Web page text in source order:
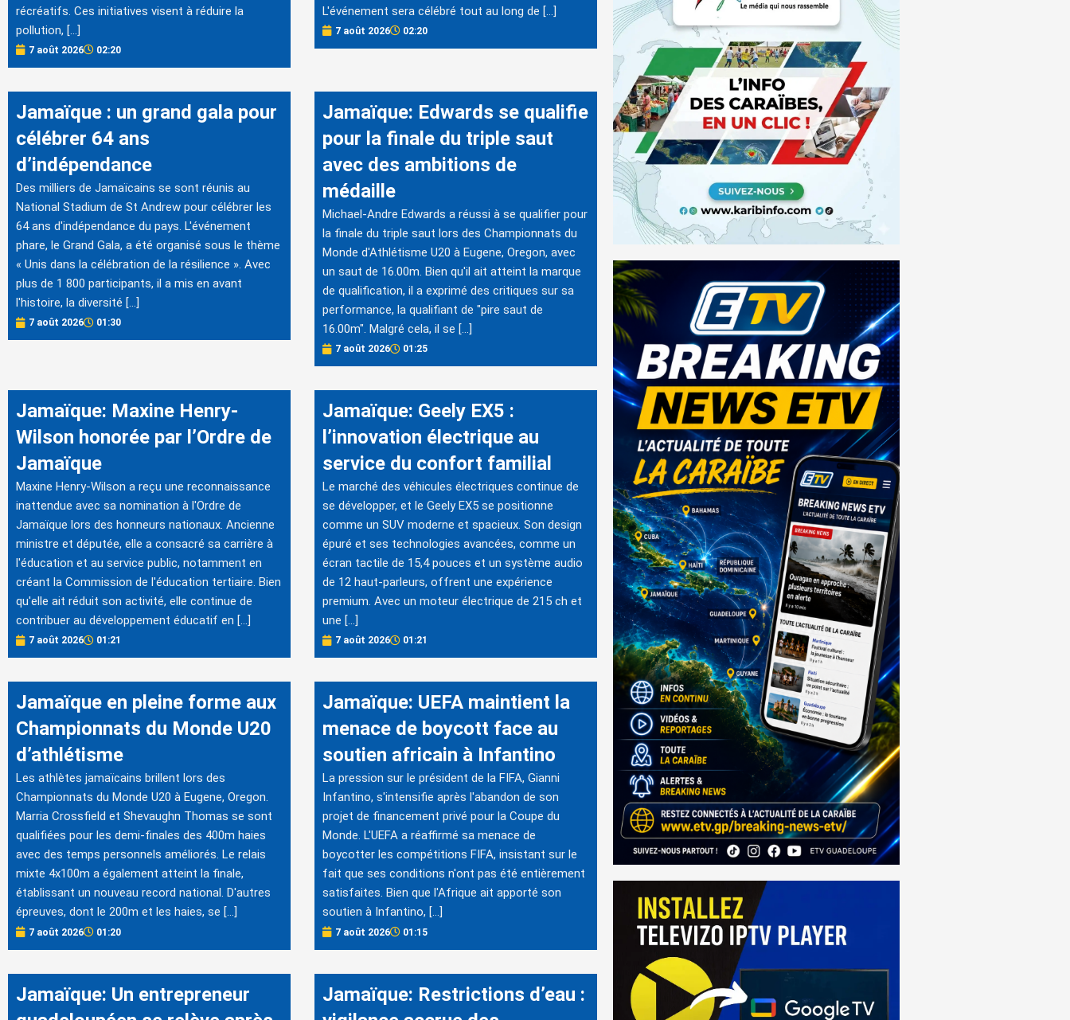
récréatifs. Ces initiatives visent à réduire la
pollution, […]
7 août 2026 02:20
L'événement sera célébré tout au long de […]
7 août 2026 02:20
Jamaïque : un grand gala pour
célébrer 64 ans
d’indépendance
Des milliers de Jamaïcains se sont réunis au
National Stadium de St Andrew pour célébrer les
64 ans d'indépendance du pays. L'événement
phare, le Grand Gala, a été organisé sous le thème
« Unis dans la célébration de la résilience ». Avec
plus de 1 800 participants, il a mis en avant
l'histoire, la diversité […]
7 août 2026 01:30
Jamaïque: Edwards se qualifie
pour la finale du triple saut
avec des ambitions de
médaille
Michael-Andre Edwards a réussi à se qualifier pour
la finale du triple saut lors des Championnats du
Monde d'Athlétisme U20 à Eugene, Oregon, avec
un saut de 16.00m. Bien qu'il ait atteint la marque
de qualification, il a exprimé des critiques sur sa
performance, la qualifiant de "pire saut de
16.00m". Malgré cela, il se […]
7 août 2026 01:25
Jamaïque: Maxine Henry-
Wilson honorée par l’Ordre de
Jamaïque
Maxine Henry-Wilson a reçu une reconnaissance
inattendue avec sa nomination à l'Ordre de
Jamaïque lors des honneurs nationaux. Ancienne
ministre et députée, elle a consacré sa carrière à
l'éducation et au service public, notamment en
créant la Commission de l'éducation tertiaire. Bien
qu'elle ait réduit son activité, elle continue de
contribuer au développement éducatif en […]
7 août 2026 01:21
Jamaïque: Geely EX5 :
l’innovation électrique au
service du confort familial
Le marché des véhicules électriques continue de
se développer, et le Geely EX5 se positionne
comme un SUV moderne et spacieux. Son design
épuré et ses technologies avancées, comme un
écran tactile de 15,4 pouces et un système audio
de 12 haut-parleurs, offrent une expérience
premium. Avec un moteur électrique de 215 ch et
une […]
7 août 2026 01:21
Jamaïque en pleine forme aux
Championnats du Monde U20
d’athlétisme
Les athlètes jamaïcains brillent lors des
Championnats du Monde U20 à Eugene, Oregon.
Marria Crossfield et Shevaughn Thomas se sont
qualifiées pour les demi-finales des 400m haies
avec des temps personnels améliorés. Le relais
mixte 4x100m a également atteint la finale,
établissant un nouveau record national. D'autres
épreuves, dont le 200m et les haies, se […]
7 août 2026 01:20
Jamaïque: UEFA maintient la
menace de boycott face au
soutien africain à Infantino
La pression sur le président de la FIFA, Gianni
Infantino, s'intensifie après l'abandon de son
projet de financement privé pour la Coupe du
Monde. L'UEFA a réaffirmé sa menace de
boycotter les compétitions FIFA, insistant sur le
fait que ses conditions n'ont pas été entièrement
satisfaites. Bien que l'Afrique ait apporté son
soutien à Infantino, […]
7 août 2026 01:15
Jamaïque: Un entrepreneur
Jamaïque: Restrictions d’eau :